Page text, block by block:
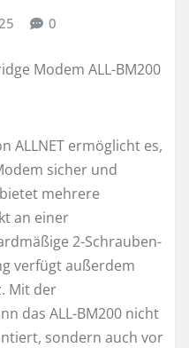
0
ALLNET ermöglicht es,
sicher und
mehrere
an einer
2-Schrauben-
verfügt außerdem
Mit der
das ALL-BM200 nicht
sondern auch vor